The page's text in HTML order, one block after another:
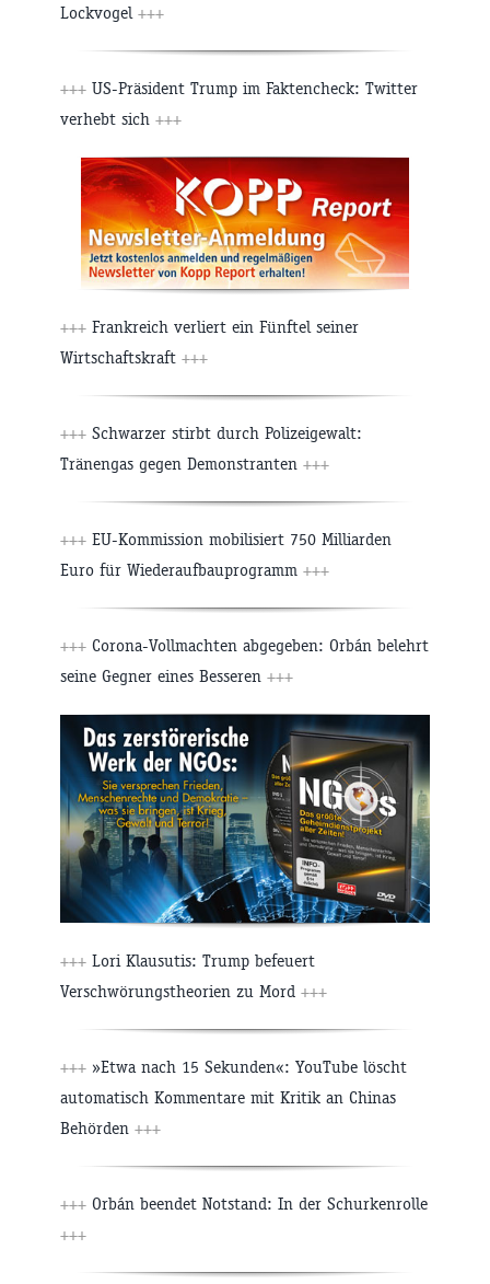
Lockvogel +++
+++ US-Präsident Trump im Faktencheck: Twitter
verhebt sich +++
+++ Frankreich verliert ein Fünftel seiner
Wirtschaftskraft +++
+++ Schwarzer stirbt durch Polizeigewalt:
Tränengas gegen Demonstranten +++
+++ EU-Kommission mobilisiert 750 Milliarden
Euro für Wiederaufbauprogramm +++
+++ Corona-Vollmachten abgegeben: Orbán belehrt
seine Gegner eines Besseren +++
+++ Lori Klausutis: Trump befeuert
Verschwörungstheorien zu Mord +++
+++ »Etwa nach 15 Sekunden«: YouTube löscht
automatisch Kommentare mit Kritik an Chinas
Behörden +++
+++ Orbán beendet Notstand: In der Schurkenrolle
+++